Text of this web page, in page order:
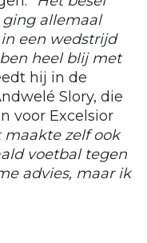
allemaal
een wedstrijd
heel blij met
hij in de
Slory, die
voor Excelsior
maakte zelf ook
voetbal tegen
advies, maar ik